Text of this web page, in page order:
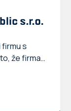
s.r.o.
firmu s
že firma
se firma